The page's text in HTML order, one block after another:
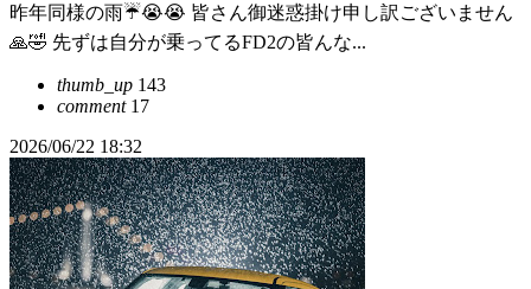
昨年同様の雨☔😭😭 皆さん御迷惑掛け申し訳ございません
🙏🤣 先ずは自分が乗ってるFD2の皆んな...
thumb_up 143
comment17
2026/06/22 18:32